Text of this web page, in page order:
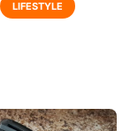
LIFESTYLE